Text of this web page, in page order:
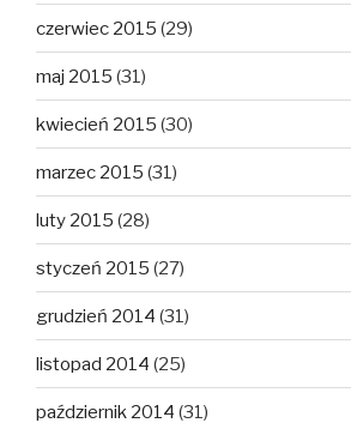
czerwiec 2015 (29)
maj 2015 (31)
kwiecień 2015 (30)
marzec 2015 (31)
luty 2015 (28)
styczeń 2015 (27)
grudzień 2014 (31)
listopad 2014 (25)
październik 2014 (31)